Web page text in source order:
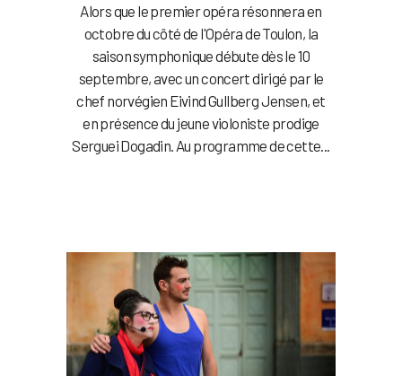
Alors que le premier opéra résonnera en
octobre du côté de l'Opéra de Toulon, la
saison symphonique débute dès le 10
septembre, avec un concert dirigé par le
chef norvégien Eivind Gullberg Jensen, et
en présence du jeune violoniste prodige
Serguei Dogadin. Au programme de cette...